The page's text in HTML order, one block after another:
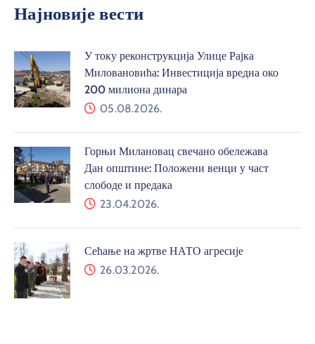
Најновије вести
У току реконструкција Улице Рајка
Миловановића: Инвестиција вредна око
200 милиона динара
05.08.2026.
Горњи Милановац свечано обележава
Дан општине: Положени венци у част
слободе и предака
23.04.2026.
Сећање на жртве НАТО агресије
26.03.2026.